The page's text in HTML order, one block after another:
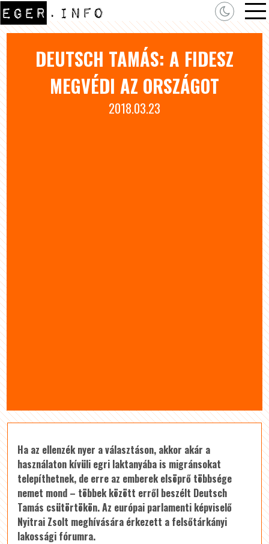
DEUTSCH TAMÁS: A FIDESZ
MEGVÉDI AZ ORSZÁGOT
2018.03.23
Ha az ellenzék nyer a választáson, akkor akár a
használaton kívüli egri laktanyába is migránsokat
telepíthetnek, de erre az emberek elsöprő többsége
nemet mond – többek között erről beszélt Deutsch
Tamás csütörtökön. Az európai parlamenti képviselő
Nyitrai Zsolt meghívására érkezett a felsőtárkányi
lakossági fórumra.